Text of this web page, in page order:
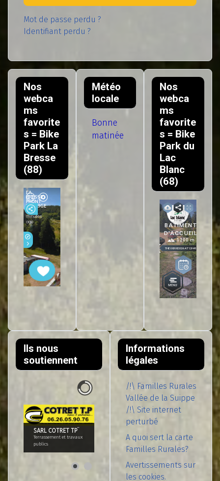
Mot de passe perdu ?
Identifiant perdu ?
Nos
webca
ms
favorite
s = Bike
Park La
Bresse
(88)
Météo
locale
Bonne
matinée
Nos
webca
ms
favorite
s = Bike
Park du
Lac
Blanc
(68)
Ils nous
soutiennent
SARL COTRET TP¨
Terrassement et travaux
publics
Informations
légales
/!\ Familles Rurales
Vallée de la Suippe
/!\ Site internet
perturbé
A quoi sert la carte
Familles Rurales?
Avertissements sur
les cookies.